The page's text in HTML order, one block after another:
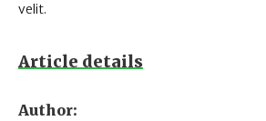
velit.
Article details
Author: